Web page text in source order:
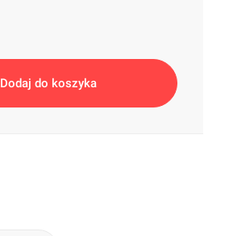
Dodaj do koszyka